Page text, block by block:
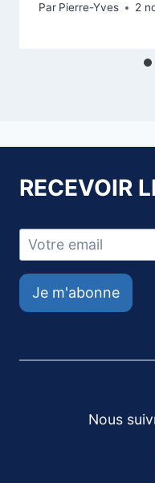
Par Pierre-Yves 2
RECEVOIR
Je m'abonne
Nous